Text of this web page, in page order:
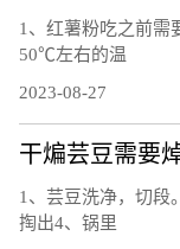
1、红薯粉吃之前需
50℃左右的温
2023-08-27
干煸芸豆需要
1、芸豆洗净，切段
掏出4、锅里